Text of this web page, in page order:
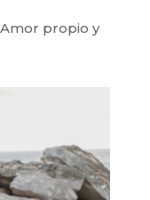
Amor propio y